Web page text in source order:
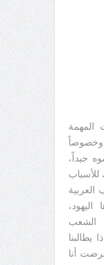
المهمة
جيداً،
للأسباب
العربية
الشعب
يطالبنا
أنا